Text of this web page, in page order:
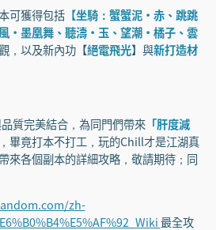
可獲得包括【坐騎：蟹蟹泥·赤、跳跳
風·墨凰舞、聽濤·玉、望潮·橘子、雲
，以及新內功【絕電飛光】與新打造材
完美結合，為同門們帶來「肝度減
畢竟打本不打工，玩的Chill才是江湖真
來各個副本的詳細攻略，敬請期待；同
zh-
最全攻